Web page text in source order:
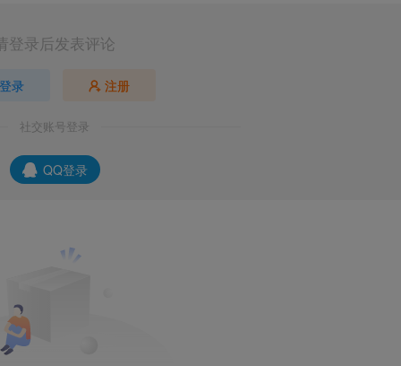
登录后发表评论
登录 注册
社交账号登录
QQ登录